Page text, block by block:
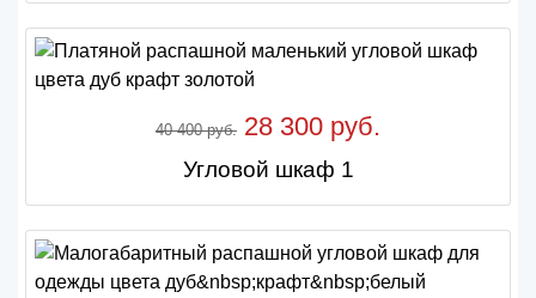
40 400 руб. 28 300 руб.
Угловой шкаф 1